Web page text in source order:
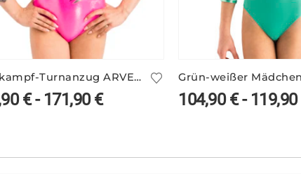
Wettkampf-Turnanzug ARVENN/8 mit geschwungenem Design
€- 171,90€ 104,90€- 119,90